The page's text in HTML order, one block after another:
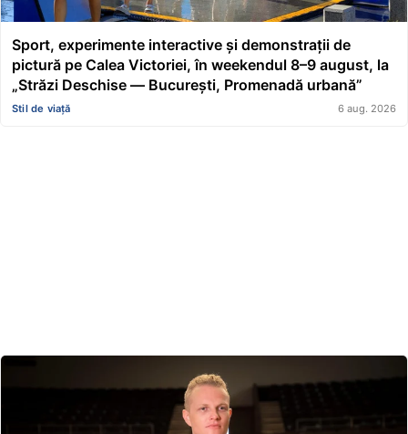
Sport, experimente interactive și demonstrații de
pictură pe Calea Victoriei, în weekendul 8–9 august, la
„Străzi Deschise — București, Promenadă urbană”
Stil de viață 6 aug. 2026